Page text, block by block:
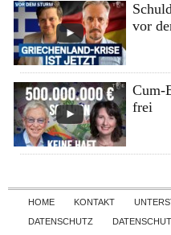
vor
Cum-
frei
HOME KONTAKT
DATENSCHUTZ